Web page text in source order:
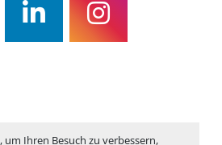
um Ihren Besuch zu verbessern,
linkedininstagram